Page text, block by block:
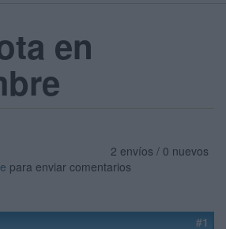
en
2 envíos / 0 nuevos
para enviar comentarios
#1